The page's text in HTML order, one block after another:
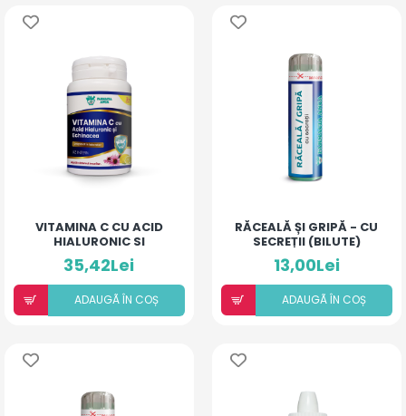
VITAMINA C CU ACID
HIALURONIC SI
ECHINACEA
35,42Lei
ADAUGÃ ÎN COȘ
RĂCEALĂ ȘI GRIPĂ - CU
SECREȚII (BILUTE)
13,00Lei
ADAUGÃ ÎN COȘ